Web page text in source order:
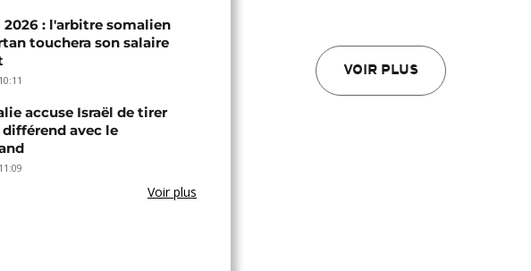
VOIR PLUS
2026 : l'arbitre somalien
touchera son salaire
accuse Israël de tirer
avec le
Voir plus